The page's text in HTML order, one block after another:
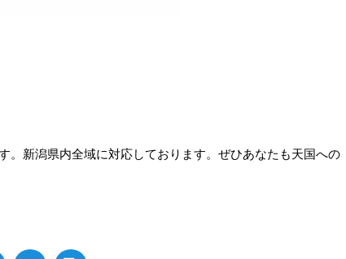
。新潟県内全域に対応しております。ぜひあなたも天国への